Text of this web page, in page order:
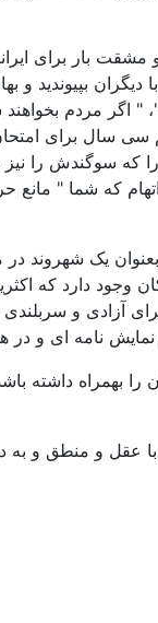
برای
بپیوندید و
"، " اگر مردم
سی سال برای
سوگندش را نیز
اتهام که شما "
یک شهروند
دارد که
و سربلندی
نامه ای و در
بهمراه داشته
و منطق و به